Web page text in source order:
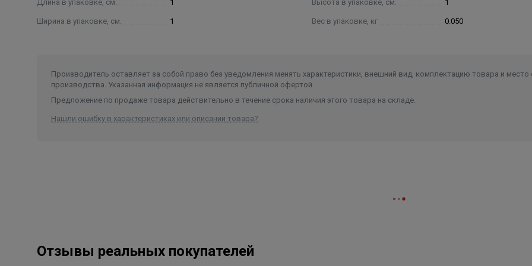
Длина в упаковке, см. 1
Ширина в упаковке, см. 1
Высота в упаковке, см. 1
Вес в упаковке, кг 0.050
Производитель оставляет за собой право без уведомления менять характеристики, внешний вид, комплектацию товара и место
производства. Указанная информация не является публичной офертой.
Предложение по продаже товара действительно в течение срока наличия этого товара на складе.
Нашли ошибку в характеристиках или описании товара?
Отзывы реальных покупателей